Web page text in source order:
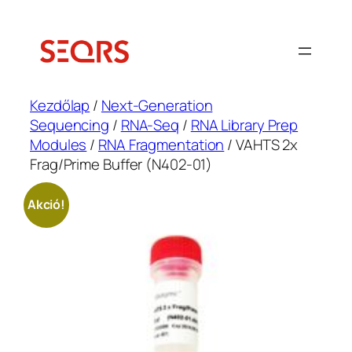
tartalomhoz
Kezdőlap / Next-Generation
Sequencing / RNA-Seq / RNA Library Prep
Modules / RNA Fragmentation / VAHTS 2x
Frag/Prime Buffer (N402-01)
Akció!